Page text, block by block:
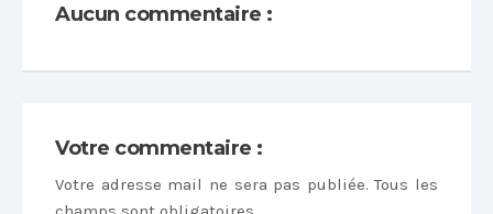
Aucun commentaire :
Votre commentaire :
Votre adresse mail ne sera pas publiée. Tous les